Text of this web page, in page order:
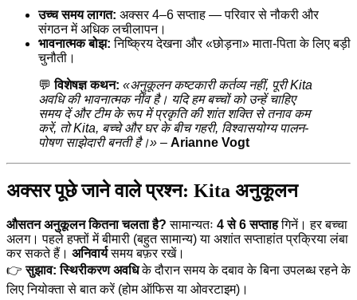
उच्च समय लागत: अक्सर 4–6 सप्ताह — परिवार से नौकरी और
संगठन में अधिक लचीलापन।
भावनात्मक बोझ: निष्क्रिय देखना और «छोड़ना» माता-पिता के लिए बड़ी
चुनौती।
💬विशेषज्ञ कथन: «अनुकूलन कष्टकारी कर्तव्य नहीं, पूरी Kita
अवधि की भावनात्मक नींव है। यदि हम बच्चों को उन्हें चाहिए
समय दें और टीम के रूप में प्रकृति की शांत शक्ति से तनाव कम
करें, तो Kita, बच्चे और घर के बीच गहरी, विश्वासयोग्य पालन-
पोषण साझेदारी बनती है।» – Arianne Vogt
अक्सर पूछे जाने वाले प्रश्न: Kita अनुकूलन
औसतन अनुकूलन कितना चलता है? सामान्यतः 4 से 6 सप्ताहगिनें। हर बच्चा
अलग। पहले हफ्तों में बीमारी (बहुत सामान्य) या अशांत सप्ताहांत प्रक्रिया लंबा
कर सकते हैं। अनिवार्यसमय बफ़र रखें।
👉सुझाव: स्थिरीकरण अवधिके दौरान समय के दबाव के बिना उपलब्ध रहने के
लिए नियोक्ता से बात करें (होम ऑफिस या ओवरटाइम)।